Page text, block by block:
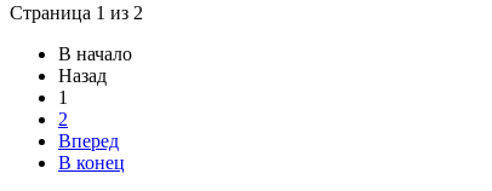
Страница 1 из 2
В начало
Назад
1
2
Вперед
В конец